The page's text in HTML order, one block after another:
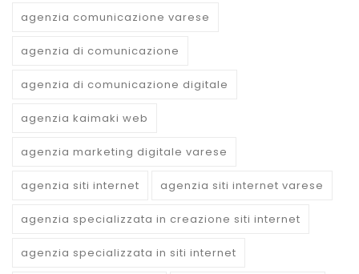
agenzia comunicazione varese
agenzia di comunicazione
agenzia di comunicazione digitale
agenzia kaimaki web
agenzia marketing digitale varese
agenzia siti internet agenzia siti internet varese
agenzia specializzata in creazione siti internet
agenzia specializzata in siti internet